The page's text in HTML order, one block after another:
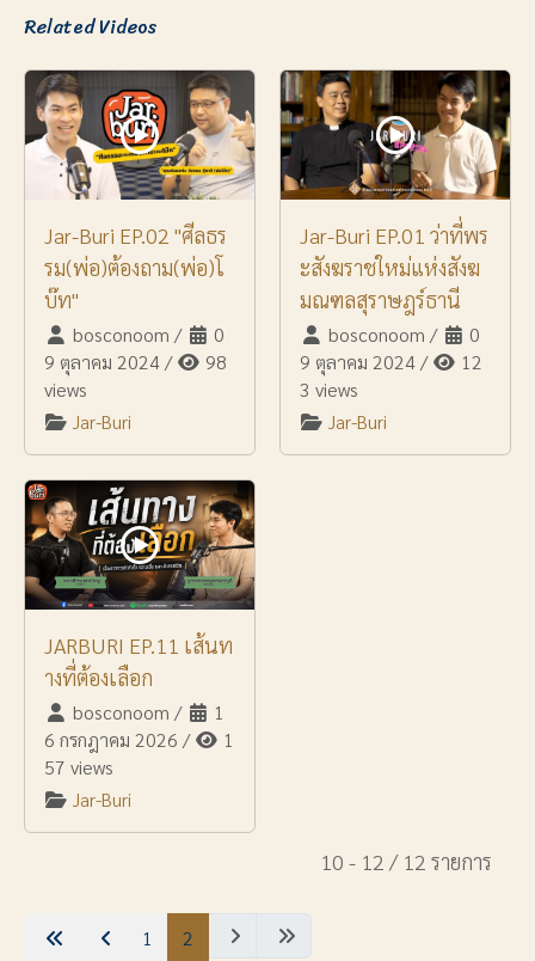
Related Videos
Jar-Buri EP.02 "ศีลธร
รม(พ่อ)ต้องถาม(พ่อ)โ
บ๊ท"
bosconoom /
0
9 ตุลาคม 2024/
98
views
Jar-Buri
Jar-Buri EP.01 ว่าที่พร
ะสังฆราชใหม่แห่งสังฆ
มณฑลสุราษฎร์ธานี
bosconoom /
0
9 ตุลาคม 2024/
12
3 views
Jar-Buri
JARBURI EP.11 เส้นท
างที่ต้องเลือก
bosconoom /
1
6 กรกฎาคม 2026 /
1
57 views
Jar-Buri
10 - 12 / 12 รายการ
1 2